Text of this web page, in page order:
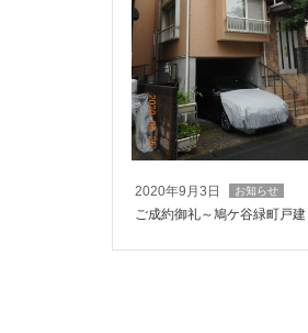
2020年9月3日 お知らせ
ご成約御礼～鳩ケ谷緑町戸建